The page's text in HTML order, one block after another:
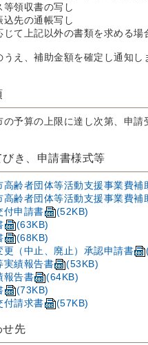
等領収書の写し
込先の通帳写し
て上記以外の書類を求める場
え、補助金額を確定し通知し
の予算の上限に達し次第、申請
びき、申請書様式等
高齢者団体等活動支援事業費補
高齢者団体等活動支援事業費補
付申請書
(52KB)
(63KB)
(68KB)
更（中止、廃止）承認申請書
実績報告書
(53KB)
報告書
(64KB)
(73KB)
付請求書
(57KB)
せ先